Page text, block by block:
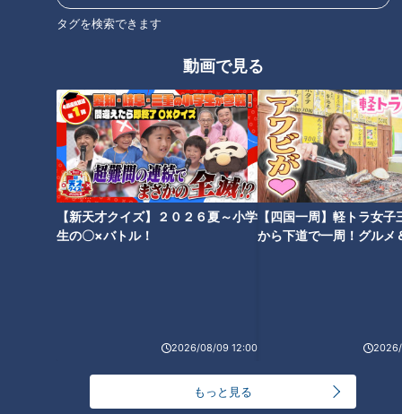
タグを検索できます
動画で見る
【新天才クイズ】２０２６夏～小学
生の〇×バトル！
2026/08/09 12:00
【四国一周】軽トラ女子
から下道で一周！グルメ
もっと見る
道”に人生を捧げる道マニア・石
井あつこの佐渡島一周ドライブ
「すごく弾力がある！」自分で
釣った新鮮な“鳴門鯛”のお造り
に感激！グラビアアイドル・三
田悠貴の軽トラ四国一周の旅
隧道
番組紹介
目線で深掘り、とことん楽しむ！CBCテレビにて毎週火曜日よる
11:56から放送。見逃し配信あり。